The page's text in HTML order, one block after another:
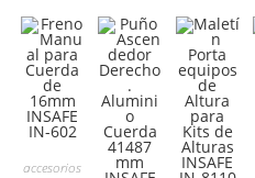
accesorios